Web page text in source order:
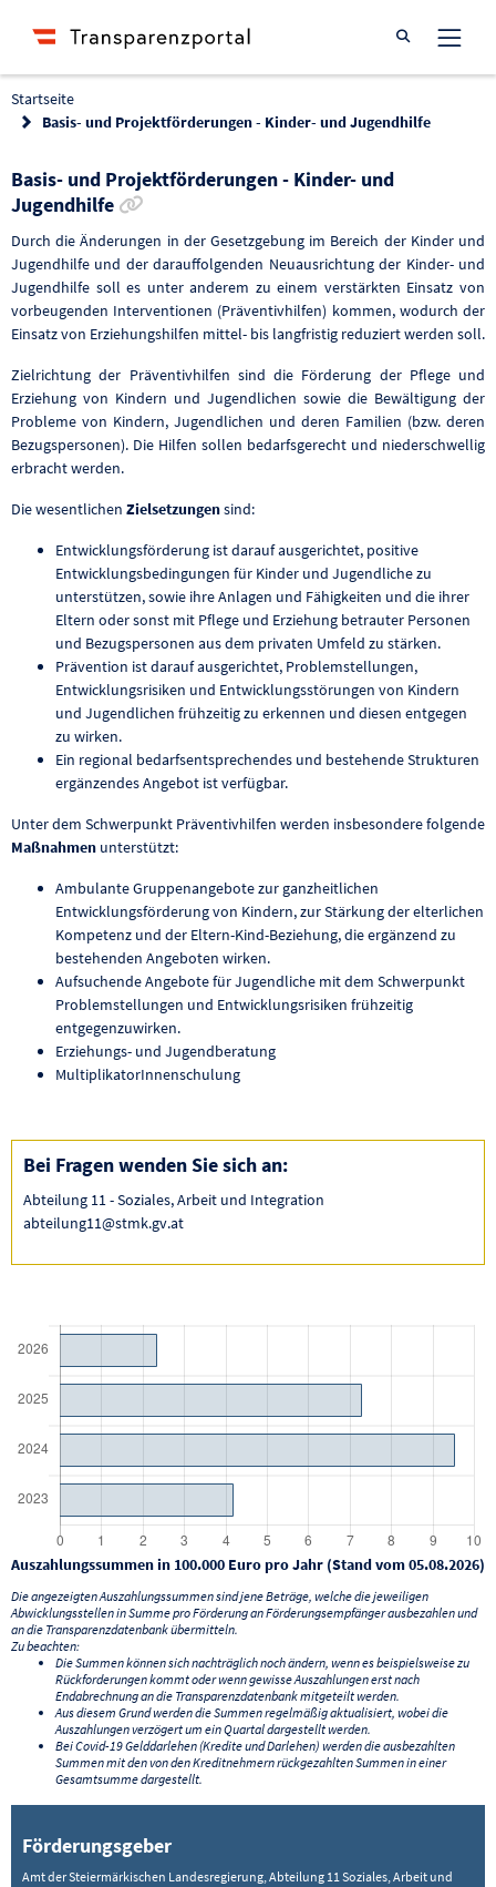
Suche öffnen
Startseite
Basis- und Projektförderungen - Kinder- und Jugendhilfe
Basis- und Projektförderungen - Kinder- und
Jugendhilfe
Durch die Änderungen in der Gesetzgebung im Bereich der Kinder und
Jugendhilfe und der darauffolgenden Neuausrichtung der Kinder- und
Jugendhilfe soll es unter anderem zu einem verstärkten Einsatz von
vorbeugenden Interventionen (Präventivhilfen) kommen, wodurch der
Einsatz von Erziehungshilfen mittel- bis langfristig reduziert werden soll.
Zielrichtung der Präventivhilfen sind die Förderung der Pflege und
Erziehung von Kindern und Jugendlichen sowie die Bewältigung der
Probleme von Kindern, Jugendlichen und deren Familien (bzw. deren
Bezugspersonen). Die Hilfen sollen bedarfsgerecht und niederschwellig
erbracht werden.
Die wesentlichen Zielsetzungensind:
Entwicklungsförderung ist darauf ausgerichtet, positive
Entwicklungsbedingungen für Kinder und Jugendliche zu
unterstützen, sowie ihre Anlagen und Fähigkeiten und die ihrer
Eltern oder sonst mit Pflege und Erziehung betrauter Personen
und Bezugspersonen aus dem privaten Umfeld zu stärken.
Prävention ist darauf ausgerichtet, Problemstellungen,
Entwicklungsrisiken und Entwicklungsstörungen von Kindern
und Jugendlichen frühzeitig zu erkennen und diesen entgegen
zu wirken.
Ein regional bedarfsentsprechendes und bestehende Strukturen
ergänzendes Angebot ist verfügbar.
Unter dem Schwerpunkt Präventivhilfen werden insbesondere folgende
Maßnahmen unterstützt:
Ambulante Gruppenangebote zur ganzheitlichen
Entwicklungsförderung von Kindern, zur Stärkung der elterlichen
Kompetenz und der Eltern-Kind-Beziehung, die ergänzend zu
bestehenden Angeboten wirken.
Aufsuchende Angebote für Jugendliche mit dem Schwerpunkt
Problemstellungen und Entwicklungsrisiken frühzeitig
entgegenzuwirken.
Erziehungs- und Jugendberatung
MultiplikatorInnenschulung
Bei Fragen wenden Sie sich an:
Abteilung 11 - Soziales, Arbeit und Integration
abteilung11@stmk.gv.at
Auszahlungssummen in 100.000 Euro pro Jahr (Stand vom 05.08.2026)
Die angezeigten Auszahlungssummen sind jene Beträge, welche die jeweiligen
Abwicklungsstellen in Summe pro Förderung an Förderungsempfänger ausbezahlen und
an die Transparenzdatenbank übermitteln.
Zu beachten:
Die Summen können sich nachträglich noch ändern, wenn es beispielsweise zu
Rückforderungen kommt oder wenn gewisse Auszahlungen erst nach
Endabrechnung an die Transparenzdatenbank mitgeteilt werden.
Aus diesem Grund werden die Summen regelmäßig aktualisiert, wobei die
Auszahlungen verzögert um ein Quartal dargestellt werden.
Bei Covid-19 Gelddarlehen (Kredite und Darlehen) werden die ausbezahlten
Summen mit den von den Kreditnehmern rückgezahlten Summen in einer
Gesamtsumme dargestellt.
Förderungsgeber
Amt der Steiermärkischen Landesregierung, Abteilung 11 Soziales, Arbeit und